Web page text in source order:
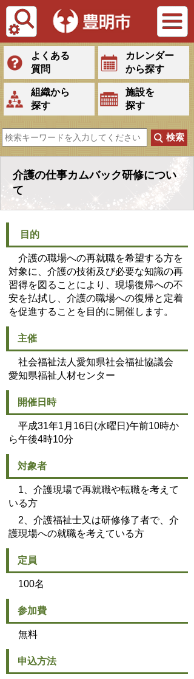
Tiếng Việt
よくある
質問
カレンダー
から探す
組織から
探す
施設を
探す
介護の仕事カムバック研修につい
て
目的
介護の職場への再就職を希望する方を
対象に、介護の技術及び必要な知識の再
習得を図ることにより、現場復帰への不
安を払拭し、介護の職場への復帰と定着
を促進することを目的に開催します。
主催
社会福祉法人愛知県社会福祉協議会
愛知県福祉人材センター
開催日時
平成31年1月16日(水曜日)午前10時か
ら午後4時10分
対象者
1、介護現場で再就職や転職を考えて
いる方
2、介護福祉士又は研修修了者で、介
護現場への就職を考えている方
定員
100名
参加費
無料
申込方法